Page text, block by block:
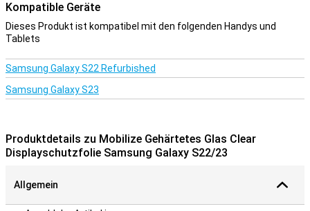
Kompatible Geräte
Dieses Produkt ist kompatibel mit den folgenden Handys und
Tablets
Samsung Galaxy S22 Refurbished
Samsung Galaxy S23
Produktdetails zu Mobilize Gehärtetes Glas Clear
Displayschutzfolie Samsung Galaxy S22/23
Allgemein